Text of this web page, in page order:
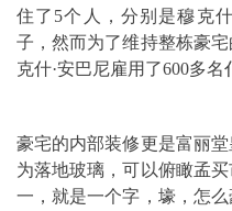
住了5个人，分别是穆克
子，然而为了维持整栋豪
克什·安巴尼雇用了600多名
豪宅的内部装修更是富丽
为落地玻璃，可以俯瞰孟
一，就是一个字，壕，怎